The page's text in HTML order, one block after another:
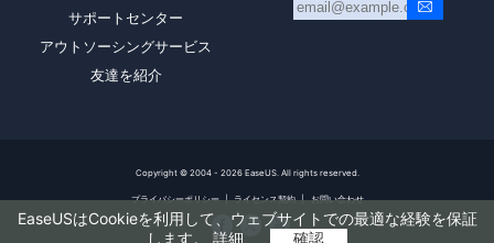
EaseUSはCookieを利用して、ウェブサイトでの最適な経験を保証
します。 詳細 確認
サポートセンター
アウトソーシングサービス
友達を紹介
Copyright © 2004 - 2026EaseUS. All rights reserved.
プライバシーポリシー | ライセンス契約 | お問い合わせ
  